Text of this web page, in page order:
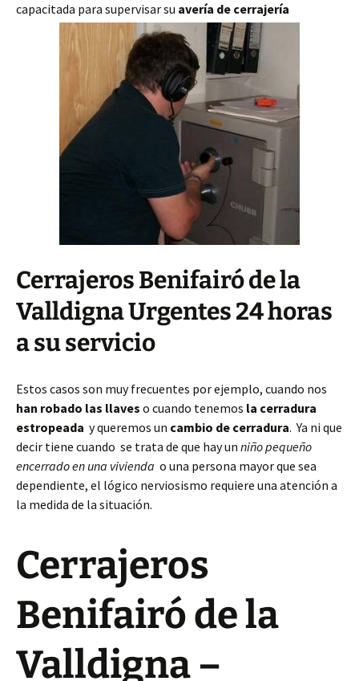
capacitada para supervisar su avería de cerrajería
Cerrajeros Benifairó de la
Valldigna Urgentes 24 horas
a su servicio
Estos casos son muy frecuentes por ejemplo, cuando nos
han robado las llaves o cuando tenemos la cerradura
estropeada y queremos un cambio de cerradura. Ya ni que
decir tiene cuando se trata de que hay un niño pequeño
encerrado en una vivienda o una persona mayor que sea
dependiente, el lógico nerviosismo requiere una atención a
la medida de la situación.
Cerrajeros
Benifairó de la
Valldigna –